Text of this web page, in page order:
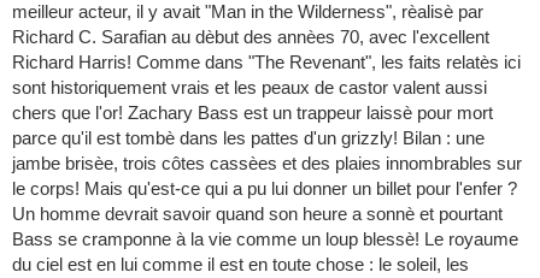
meilleur acteur, il y avait "Man in the Wilderness", rèalisè par
Richard C. Sarafian au dèbut des annèes 70, avec l'excellent
Richard Harris! Comme dans "The Revenant", les faits relatès ici
sont historiquement vrais et les peaux de castor valent aussi
chers que l'or! Zachary Bass est un trappeur laissè pour mort
parce qu'il est tombè dans les pattes d'un grizzly! Bilan : une
jambe brisèe, trois côtes cassèes et des plaies innombrables sur
le corps! Mais qu'est-ce qui a pu lui donner un billet pour l'enfer ?
Un homme devrait savoir quand son heure a sonnè et pourtant
Bass se cramponne à la vie comme un loup blessè! Le royaume
du ciel est en lui comme il est en toute chose : le soleil, les